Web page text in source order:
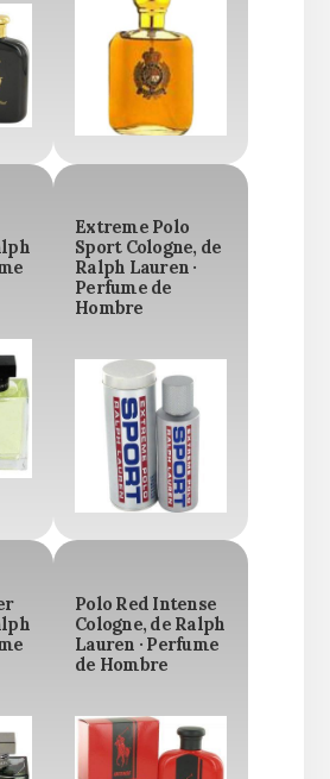
Extreme Polo
Sport Cologne, de
Ralph Lauren ·
Perfume de
Hombre
Polo Red Intense
Cologne, de Ralph
Lauren · Perfume
de Hombre